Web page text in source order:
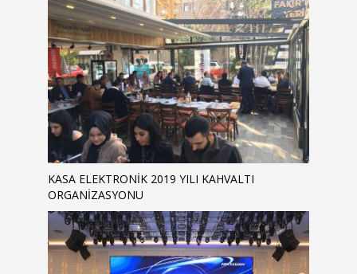
KASA ELEKTRONIK 2019 YILI KAHVALTI
ORGANIZASYONU